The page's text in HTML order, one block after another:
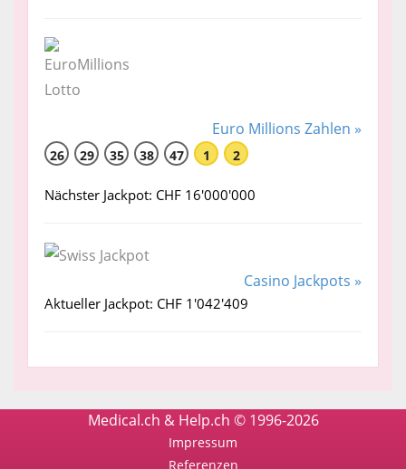
Euro Millions Zahlen »
26 29 35 38 47 1 2
Nächster Jackpot: CHF 16'000'000
Casino Jackpots »
Aktueller Jackpot: CHF 1'042'409
Medical.ch & Help.ch © 1996-2026
Impressum
Referenzen